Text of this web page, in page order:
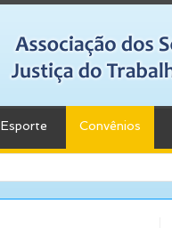
Esporte Convênios